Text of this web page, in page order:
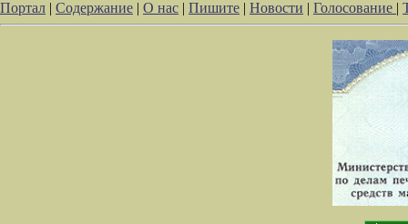
Портал | Содержание | О нас | Пишите | Новости | Голосование |